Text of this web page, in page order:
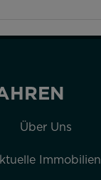
Über Uns
Immobilien